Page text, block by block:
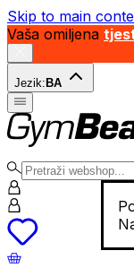
Skip to main
Vaša omiljena
Jezik: BA